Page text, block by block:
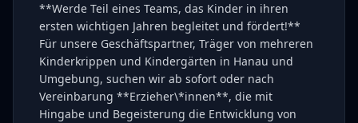
**Werde Teil eines Teams, das Kinder in ihren
ersten wichtigen Jahren begleitet und fördert!**
Für unsere Geschäftspartner, Träger von mehreren
Kinderkrippen und Kindergärten in Hanau und
Umgebung, suchen wir ab sofort oder nach
Vereinbarung **Erzieher\*innen**, die mit
Hingabe und Begeisterung die Entwicklung von